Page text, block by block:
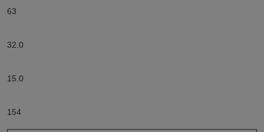
63
32.0
15.0
154